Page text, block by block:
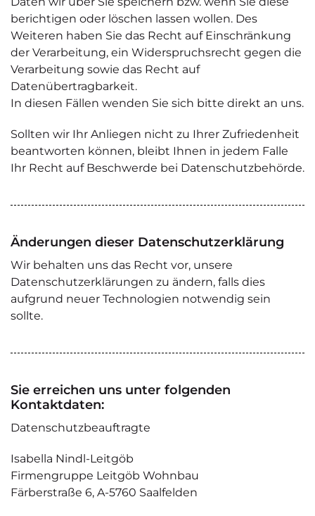
berichtigen oder löschen lassen wollen. Des
Weiteren haben Sie das Recht auf Einschränkung
der Verarbeitung, ein Widerspruchsrecht gegen die
Verarbeitung sowie das Recht auf
Datenübertragbarkeit.
In diesen Fällen wenden Sie sich bitte direkt an uns.
Sollten wir Ihr Anliegen nicht zu Ihrer Zufriedenheit
beantworten können, bleibt Ihnen in jedem Falle
Ihr Recht auf Beschwerde bei Datenschutzbehörde.
Änderungen dieser Datenschutzerklärung
Wir behalten uns das Recht vor, unsere
Datenschutzerklärungen zu ändern, falls dies
aufgrund neuer Technologien notwendig sein
sollte.
Sie erreichen uns unter folgenden
Kontaktdaten:
Datenschutzbeauftragte
Isabella Nindl-Leitgöb
Firmengruppe Leitgöb Wohnbau
Färberstraße 6, A-5760 Saalfelden